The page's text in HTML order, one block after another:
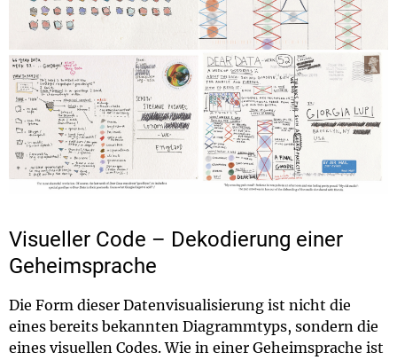
Visueller Code – Dekodierung einer
Geheimsprache
Die Form dieser Datenvisualisierung ist nicht die
eines bereits bekannten Diagrammtyps, sondern die
eines visuellen Codes. Wie in einer Geheimsprache ist